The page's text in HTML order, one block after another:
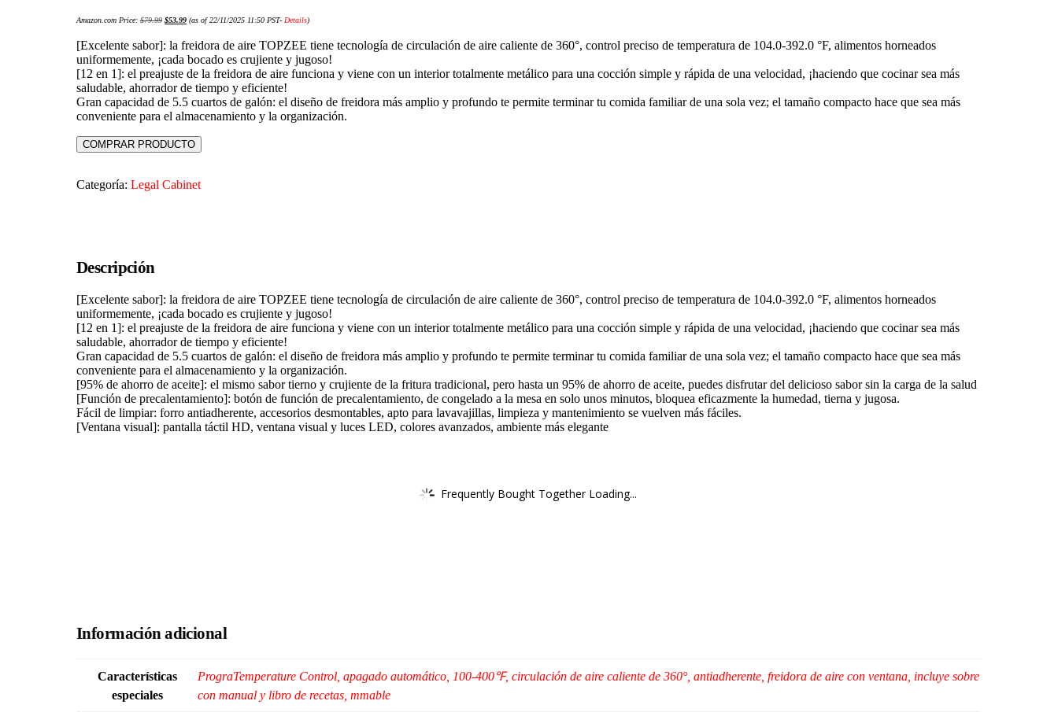
Amazon.com Price: $79.99 $53.99 (as of 22/11/2025 11:50 PST- Details)
[Excelente sabor]: la freidora de aire TOPZEE tiene tecnología de circulación de aire caliente de 360°, control preciso de temperatura de 104.0-392.0 °F, alimentos horneados
uniformemente, ¡cada bocado es crujiente y jugoso!
[12 en 1]: el preajuste de la freidora de aire funciona y viene con un interior totalmente metálico para una cocción simple y rápida de una velocidad, ¡haciendo que cocinar sea más
saludable, ahorrador de tiempo y eficiente!
Gran capacidad de 5.5 cuartos de galón: el diseño de freidora más amplio y profundo te permite terminar tu comida familiar de una sola vez; el tamaño compacto hace que sea más
conveniente para el almacenamiento y la organización.
COMPRAR PRODUCTO
Categoría: Legal Cabinet
Descripción
[Excelente sabor]: la freidora de aire TOPZEE tiene tecnología de circulación de aire caliente de 360°, control preciso de temperatura de 104.0-392.0 °F, alimentos horneados
uniformemente, ¡cada bocado es crujiente y jugoso!
[12 en 1]: el preajuste de la freidora de aire funciona y viene con un interior totalmente metálico para una cocción simple y rápida de una velocidad, ¡haciendo que cocinar sea más
saludable, ahorrador de tiempo y eficiente!
Gran capacidad de 5.5 cuartos de galón: el diseño de freidora más amplio y profundo te permite terminar tu comida familiar de una sola vez; el tamaño compacto hace que sea más
conveniente para el almacenamiento y la organización.
[95% de ahorro de aceite]: el mismo sabor tierno y crujiente de la fritura tradicional, pero hasta un 95% de ahorro de aceite, puedes disfrutar del delicioso sabor sin la carga de la salud
[Función de precalentamiento]: botón de función de precalentamiento, de congelado a la mesa en solo unos minutos, bloquea eficazmente la humedad, tierna y jugosa.
Fácil de limpiar: forro antiadherente, accesorios desmontables, apto para lavavajillas, limpieza y mantenimiento se vuelven más fáciles.
[Ventana visual]: pantalla táctil HD, ventana visual y luces LED, colores avanzados, ambiente más elegante
Frequently Bought Together Loading...
Información adicional
Características
especiales
PrograTemperature Control, apagado automático, 100-400℉, circulación de aire caliente de 360°, antiadherente, freidora de aire con ventana, incluye sobre
con manual y libro de recetas, mmable